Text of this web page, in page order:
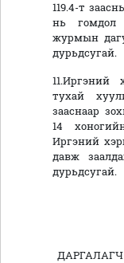
119.4-т
нь гомдол
журмын
дурьдсугай.
11.Иргэний
тухай
зааснаар
14
Иргэний
давж
дурьдсугай.